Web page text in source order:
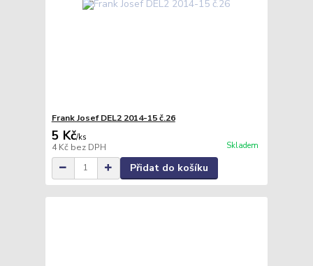
Frank Josef DEL2 2014-15 č.26
5 Kč/ks
4 Kč bez DPH Skladem
Přidat do košíku